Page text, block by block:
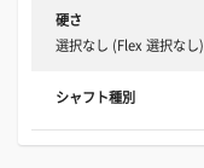
硬さ
選択なし (Flex 選択なし)
シャフト種別